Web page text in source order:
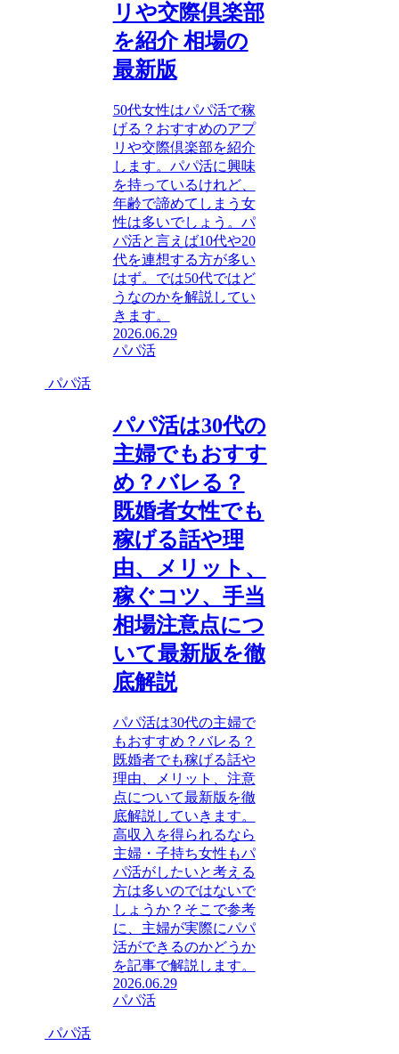
リや交際倶楽部
を紹介 相場の
最新版
50代女性はパパ活で稼
げる？おすすめのアプ
リや交際倶楽部を紹介
します。パパ活に興味
を持っているけれど、
年齢で諦めてしまう女
性は多いでしょう。パ
パ活と言えば10代や20
代を連想する方が多い
はず。では50代ではど
うなのかを解説してい
きます。
2026.06.29
パパ活
パパ活
パパ活は30代の
主婦でもおすす
め？バレる？
既婚者女性でも
稼げる話や理
由、メリット、
稼ぐコツ、手当
相場注意点につ
いて最新版を徹
底解説
パパ活は30代の主婦で
もおすすめ？バレる？
既婚者でも稼げる話や
理由、メリット、注意
点について最新版を徹
底解説していきます。
高収入を得られるなら
主婦・子持ち女性もパ
パ活がしたいと考える
方は多いのではないで
しょうか？そこで参考
に、主婦が実際にパパ
活ができるのかどうか
を記事で解説します。
2026.06.29
パパ活
パパ活